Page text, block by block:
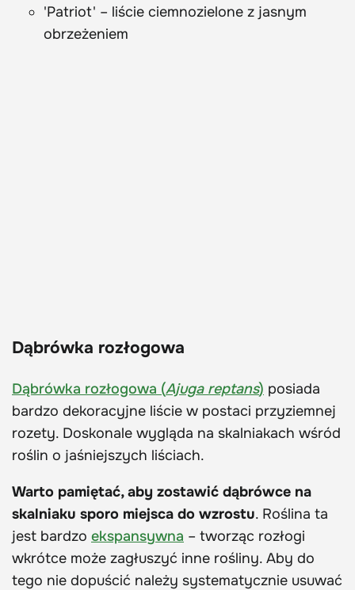
'Patriot' – liście ciemnozielone z jasnym
obrzeżeniem
Dąbrówka rozłogowa
Dąbrówka rozłogowa (Ajuga reptans) posiada
bardzo dekoracyjne liście w postaci przyziemnej
rozety. Doskonale wygląda na skalniakach wśród
roślin o jaśniejszych liściach.
Warto pamiętać, aby zostawić dąbrówce na
skalniaku sporo miejsca do wzrostu. Roślina ta
jest bardzo ekspansywna – tworząc rozłogi
wkrótce może zagłuszyć inne rośliny. Aby do
tego nie dopuścić należy systematycznie usuwać